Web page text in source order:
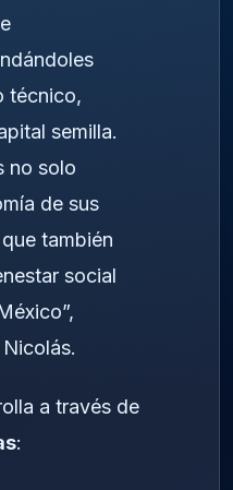
técnico,
semilla.
no solo
de sus
también
social
a través de
: